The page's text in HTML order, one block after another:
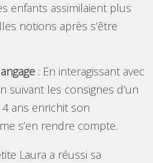
enfants assimilaient plus
notions après s’être
: En interagissant avec
suivant les consignes d’un
ans enrichit son
s’en rendre compte.
Laura a réussi sa